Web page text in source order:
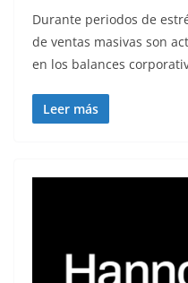
Durante periodos de
de ventas masivas son
en los balances
Leer más